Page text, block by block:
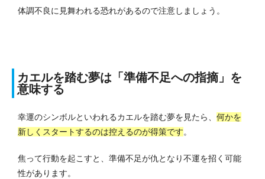
体調不良に見舞われる恐れがあるので注意しましょう。
カエルを踏む夢は「準備不足への指摘」を
意味する
幸運のシンボルといわれるカエルを踏む夢を見たら、 何かを
新しくスタートするのは控えるのが得策です。
焦って行動を起こすと、準備不足が仇となり不運を招く可能
性があります。